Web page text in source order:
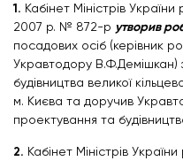
1. Кабінет Міністрів
2007 р. № 872-р утворив
посадових осіб (керівник
Укравтодору В.Ф.Демішкан)
будівництва великої
м. Києва та доручив
проектування та
2. Кабінет Міністрів